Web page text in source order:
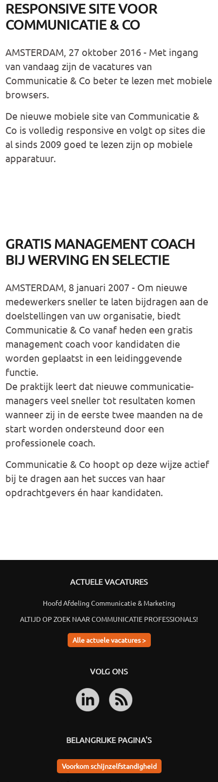
RESPONSIVE SITE VOOR
COMMUNICATIE & CO
AMSTERDAM, 27 oktober 2016 - Met ingang
van vandaag zijn de vacatures van
Communicatie & Co beter te lezen met mobiele
browsers.
De nieuwe mobiele site van Communicatie &
Co is volledig responsive en volgt op sites die
al sinds 2009 goed te lezen zijn op mobiele
apparatuur.
GRATIS MANAGEMENT COACH
BIJ WERVING EN SELECTIE
AMSTERDAM, 8 januari 2007 - Om nieuwe
medewerkers sneller te laten bijdragen aan de
doelstellingen van uw organisatie, biedt
Communicatie & Co vanaf heden een gratis
management coach voor kandidaten die
worden geplaatst in een leidinggevende
functie.
De praktijk leert dat nieuwe communicatie-
managers veel sneller tot resultaten komen
wanneer zij in de eerste twee maanden na de
start worden ondersteund door een
professionele coach.
Communicatie & Co hoopt op deze wijze actief
bij te dragen aan het succes van haar
opdrachtgevers én haar kandidaten.
ACTUELE VACATURES
Hoofd Afdeling Communicatie & Marketing
ALTIJD OP ZOEK NAAR COMMUNICATIE PROFESSIONALS!
Alle actuele vacatures >
VOLG ONS
BELANGRIJKE PAGINA'S
Voorkom schijnzelfstandigheid